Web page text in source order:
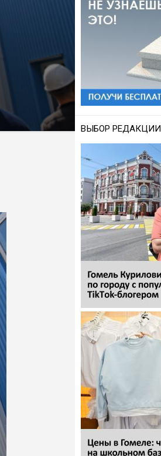
ВЫБОР РЕДАКЦИИ